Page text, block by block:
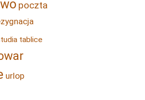
poczta
tablice
urlop